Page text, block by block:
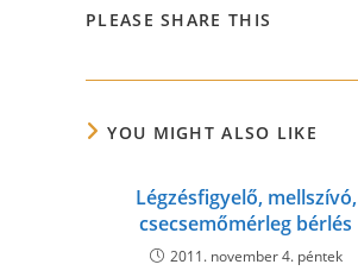
PLEASE SHARE THIS
YOU MIGHT ALSO LIKE
Légzésfigyelő, mellszívó,
csecsemőmérleg bérlés
2011. november 4. péntek